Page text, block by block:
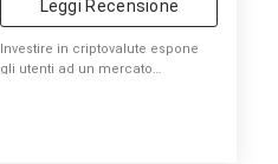
Leggi Recensione
Investire in criptovalute espone
gli utenti ad un mercato